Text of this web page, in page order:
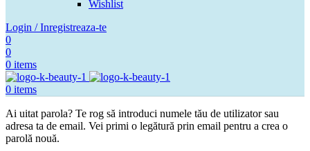
Wishlist
Login / Inregistreaza-te
0
0
0 items
0 items
Ai uitat parola? Te rog să introduci numele tău de utilizator sau
adresa ta de email. Vei primi o legătură prin email pentru a crea o
parolă nouă.